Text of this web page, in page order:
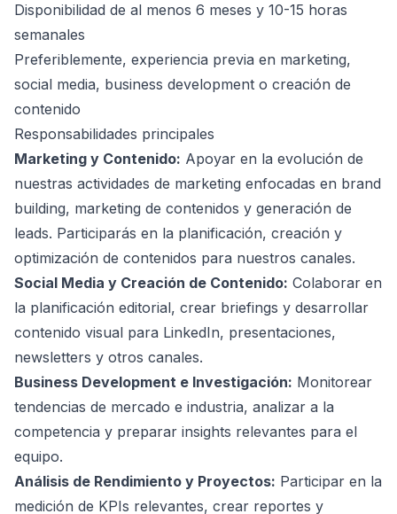
Disponibilidad de al menos 6 meses y 10-15 horas
semanales
Preferiblemente, experiencia previa en marketing,
social media, business development o creación de
contenido
Responsabilidades principales
Marketing y Contenido: Apoyar en la evolución de
nuestras actividades de marketing enfocadas en brand
building, marketing de contenidos y generación de
leads. Participarás en la planificación, creación y
optimización de contenidos para nuestros canales.
Social Media y Creación de Contenido: Colaborar en
la planificación editorial, crear briefings y desarrollar
contenido visual para LinkedIn, presentaciones,
newsletters y otros canales.
Business Development e Investigación: Monitorear
tendencias de mercado e industria, analizar a la
competencia y preparar insights relevantes para el
equipo.
Análisis de Rendimiento y Proyectos: Participar en la
medición de KPIs relevantes, crear reportes y